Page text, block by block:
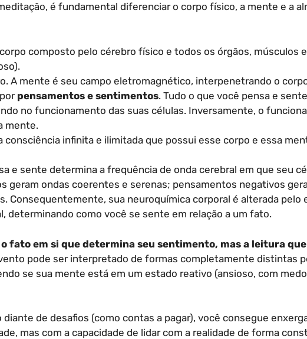
é fundamental diferenciar o corpo físico, a mente e a
composto pelo cérebro físico e todos os órgãos, músculos e
A mente é seu campo eletromagnético, interpenetrando o
pensamentos e sentimentos. Tudo o que você pensa e
no funcionamento das suas células. Inversamente, o
mente.
consciência infinita e ilimitada que possui esse corpo e essa
e sente determina a frequência de onda cerebral em que seu
geram ondas coerentes e serenas; pensamentos negativos
Consequentemente, sua neuroquímica corporal é alterada pelo
determinando como você se sente em relação a um fato.
o fato em si que determina seu sentimento, mas a leitura
pode ser interpretado de formas completamente distintas
se sua mente está em um estado reativo (ansioso, com
de desafios (como contas a pagar), você consegue
mas com a capacidade de lidar com a realidade de forma